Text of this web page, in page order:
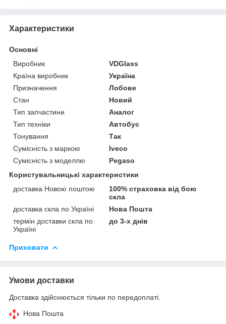
Характеристики
Основні
Виробник
VDGlass
Країна виробник
Україна
Призначення
Лобове
Стан
Новий
Тип запчастини
Аналог
Тип техніки
Автобус
Тонування
Так
Сумісність з маркою
Iveco
Сумісність з моделлю
Pegaso
Користувальницькі характеристики
доставка Новою поштою
100% страховка від бою
скла
доставка скла по Україні
Нова Пошта
термін доставки скла по
Україні
до 3-х днів
Приховати
Умови доставки
Доставка здійснюється тільки по передоплаті.
Нова Пошта